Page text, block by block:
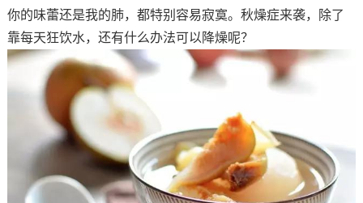
你的味蕾还是我的肺，都特别容易寂寞。秋燥症来袭，除了
靠每天狂饮水，还有什么办法可以降燥呢？